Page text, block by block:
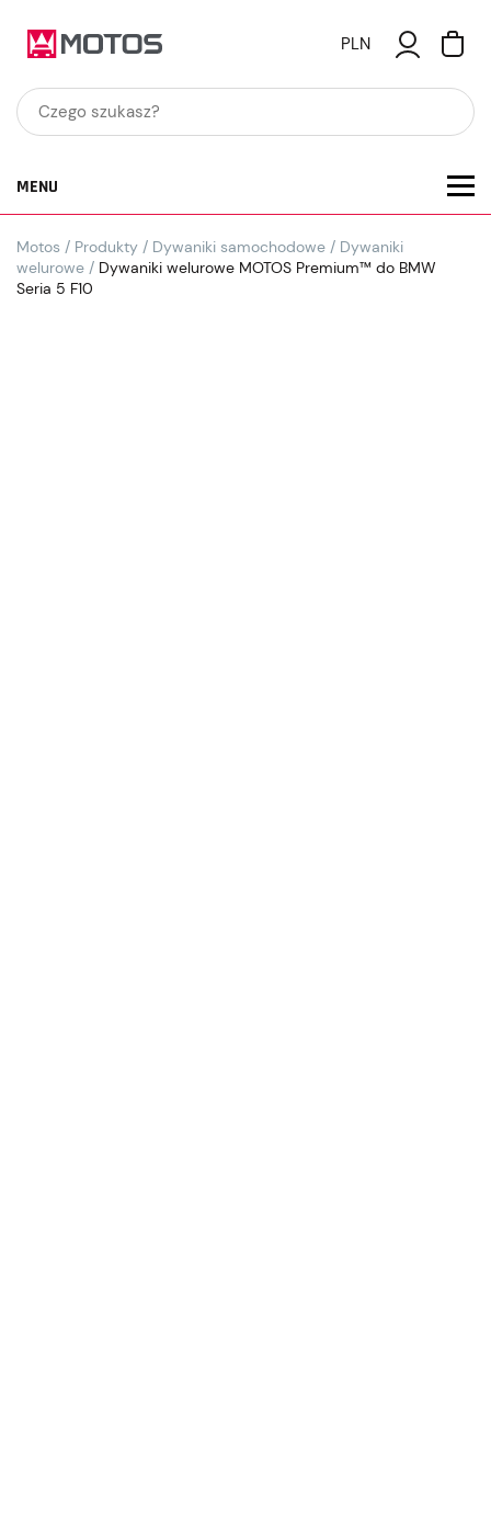
PLN
MENU
Motos / Produkty / Dywaniki samochodowe / Dywaniki
welurowe / Dywaniki welurowe MOTOS Premium™ do BMW
Seria 5 F10